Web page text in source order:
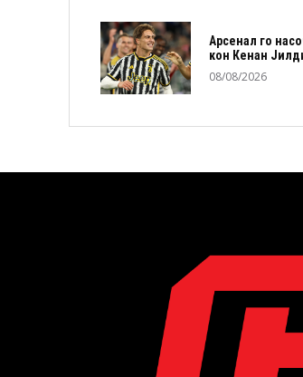
Арсенал го
кон Кенан
08/08/2026